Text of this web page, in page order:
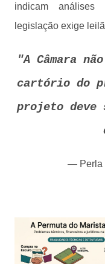
indicam análises
legislação exige
"A Câmara
cartório do
projeto deve
— Perla